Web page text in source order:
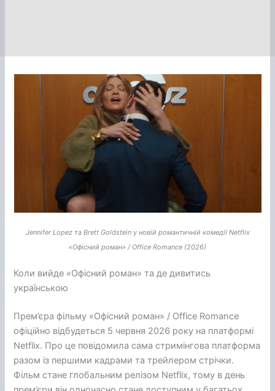
Jennifer Lopez та Brett Goldstein у новій романтичній комедії Netflix
«Офісний роман» / Office Romance (2026)
Коли вийде «Офісний роман» та де дивитись
українською
Прем’єра фільму «Офісний роман» / Office Romance
офіційно відбудеться 5 червня 2026 року на платформі
Netflix. Про це повідомила сама стримінгова платформа
разом із першими кадрами та трейлером стрічки.
Фільм стане глобальним релізом Netflix, тому в день